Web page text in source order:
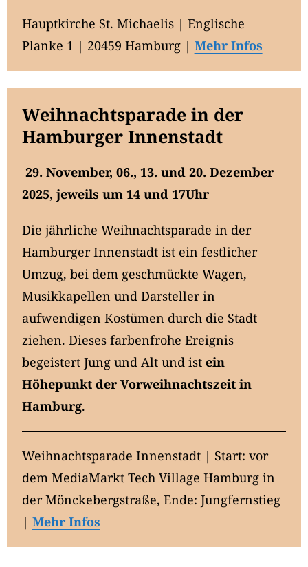
Hauptkirche St. Michaelis | Englische
Planke 1 | 20459 Hamburg | Mehr Infos
Weihnachtsparade in der
Hamburger Innenstadt
29. November, 06., 13. und 20. Dezember
2025, jeweils um 14 und 17Uhr
Die jährliche Weihnachtsparade in der
Hamburger Innenstadt ist ein festlicher
Umzug, bei dem geschmückte Wagen,
Musikkapellen und Darsteller in
aufwendigen Kostümen durch die Stadt
ziehen. Dieses farbenfrohe Ereignis
begeistert Jung und Alt und ist ein
Höhepunkt der Vorweihnachtszeit in
Hamburg.
Weihnachtsparade Innenstadt | Start: vor
dem MediaMarkt Tech Village Hamburg in
der Mönckebergstraße, Ende: Jungfernstieg
| Mehr Infos